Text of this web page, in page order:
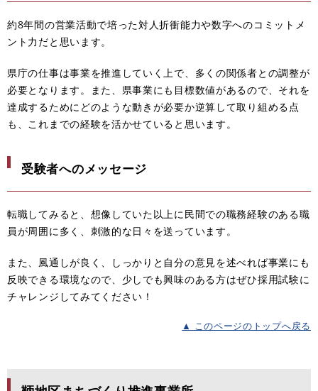
約8年間の営業活動で培った対人折衝能力や数字へのコミットメ
ント力だと思います。
県庁の仕事は事業を推進していく上で、多くの関係者との調整が
必要となります。また、県事業にも目標数値があるので、それを
達成するためにどのような動きが必要か逆算して取り組める点
も、これまでの経験を活かせていると思います。
受験者へのメッセージ
転職してみると、想像していた以上に民間での職務経験のある職
員が周囲に多く、刺激的な日々を送っています。
また、風通しが良く、しっかりと自分の意見を述べれば事業にも
反映できる環境なので、少しでも興味のある方はぜひ採用試験に
チャレンジしてみてください！
▲ このページのトップへ戻る